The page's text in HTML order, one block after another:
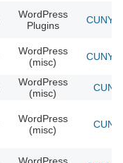
WordPress
Plugins
CUNY
WordPress
(misc)
CUNY
WordPress
(misc)
WordPress
(misc)